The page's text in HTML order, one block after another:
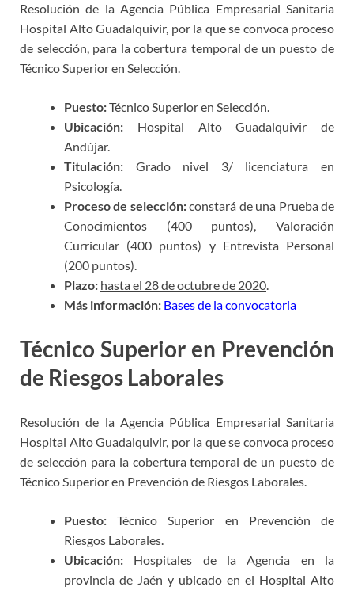
Resolución de la Agencia Pública Empresarial Sanitaria
Hospital Alto Guadalquivir, por la que se convoca proceso
de selección, para la cobertura temporal de un puesto de
Técnico Superior en Selección.
Puesto:Técnico Superior en Selección.
Ubicación: Hospital Alto Guadalquivir de
Andújar.
Titulación: Grado nivel 3/ licenciatura en
Psicología.
Proceso de selección:constará de una Prueba de
Conocimientos (400 puntos), Valoración
Curricular (400 puntos) y Entrevista Personal
(200 puntos).
Plazo: hasta el 28 de octubre de 2020.
Más información: Bases de la convocatoria
Técnico Superior en Prevención
de Riesgos Laborales
Resolución de la Agencia Pública Empresarial Sanitaria
Hospital Alto Guadalquivir, por la que se convoca proceso
de selección para la cobertura temporal de un puesto de
Técnico Superior en Prevención de Riesgos Laborales.
Puesto: Técnico Superior en Prevención de
Riesgos Laborales.
Ubicación: Hospitales de la Agencia en la
provincia de Jaén y ubicado en el Hospital Alto